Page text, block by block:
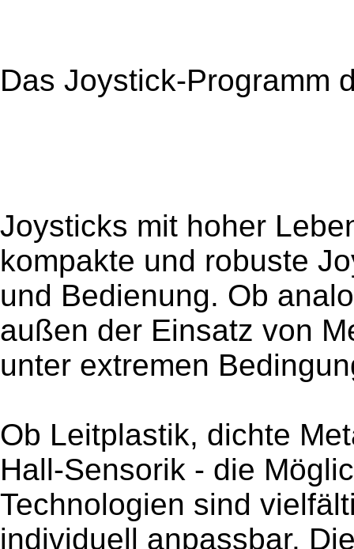
Das Joystick-Programm
Joysticks mit hoher
kompakte und robuste
und Bedienung. Ob
außen der Einsatz von
unter extremen
Ob Leitplastik, dichte
Hall-Sensorik - die
Technologien sind
individuell anpassbar.